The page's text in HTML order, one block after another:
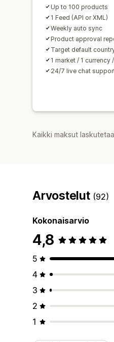
Up to 100 products
1 Feed (API or XML)
Weekly auto sync
Product approval
Target default
1 market / 1 currency
24/7 live chat
Kaikki maksut
Arvostelut (92)
Kokonaisarvio
4,8
5
4
3
2
1